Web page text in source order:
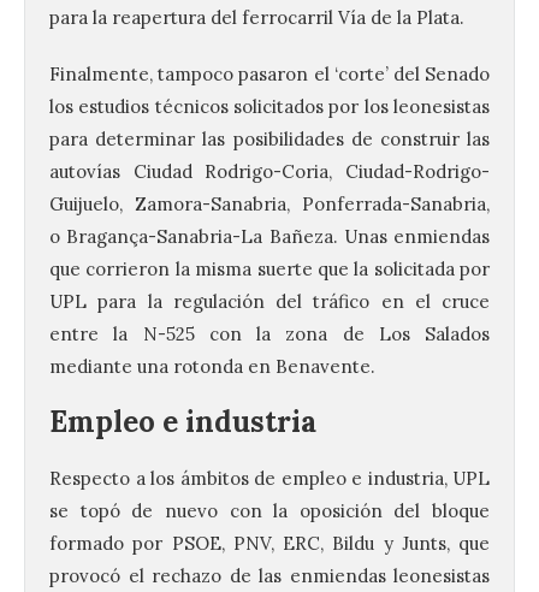
para la reapertura del ferrocarril Vía de la Plata.
Finalmente, tampoco pasaron el ‘corte’ del Senado
los estudios técnicos solicitados por los leonesistas
para determinar las posibilidades de construir las
autovías Ciudad Rodrigo-Coria, Ciudad-Rodrigo-
Guijuelo, Zamora-Sanabria, Ponferrada-Sanabria,
o Bragança-Sanabria-La Bañeza. Unas enmiendas
que corrieron la misma suerte que la solicitada por
UPL para la regulación del tráfico en el cruce
entre la N-525 con la zona de Los Salados
mediante una rotonda en Benavente.
Empleo e industria
Respecto a los ámbitos de empleo e industria, UPL
se topó de nuevo con la oposición del bloque
formado por PSOE, PNV, ERC, Bildu y Junts, que
provocó el rechazo de las enmiendas leonesistas